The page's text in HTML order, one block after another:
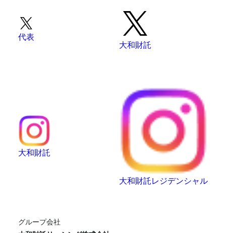
代表
大和財託
大和財託
大和財託レジデンシャル
グループ会社